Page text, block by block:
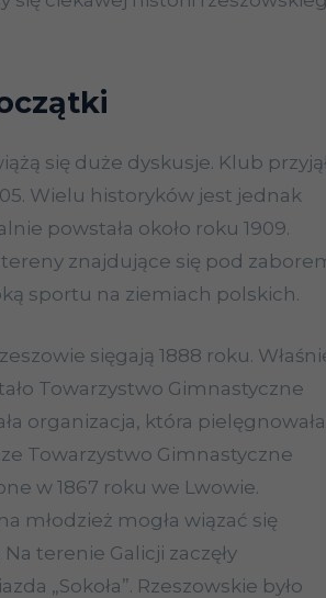
się duże dyskusje. Klub
Wielu historyków jest jednak
powstała około roku 1909.
znajdujące się pod
sportu na ziemiach polskich.
sięgają 1888 roku.
Towarzystwo Gimnastyczne
organizacja, która pielęgnowała
Towarzystwo Gimnastyczne
w 1867 roku we Lwowie.
młodzież mogła wiązać się
terenie Galicji zaczęły
„Sokoła”. Rzeszowskie było